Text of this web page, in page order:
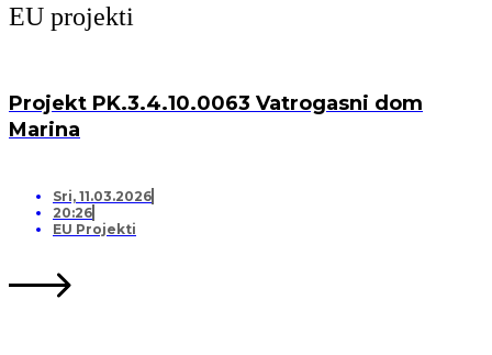
EU projekti
Projekt PK.3.4.10.0063 Vatrogasni dom
Marina
Sri, 11.03.2026
20:26
EU Projekti